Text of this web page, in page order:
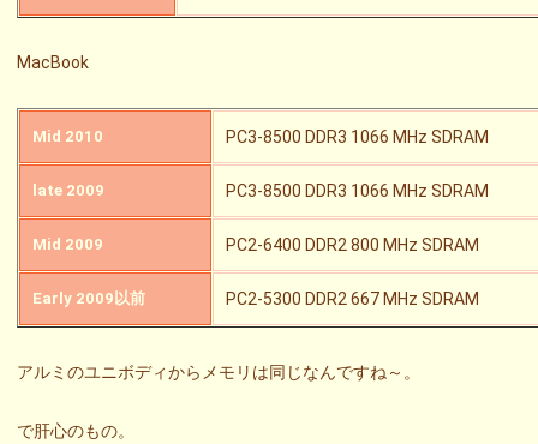
MacBook
Mid 2010 PC3-8500 DDR3 1066 MHz SDRAM
late 2009 PC3-8500 DDR3 1066 MHz SDRAM
Mid 2009 PC2-6400 DDR2 800 MHz SDRAM
Early 2009以前 PC2-5300 DDR2 667 MHz SDRAM
アルミのユニボディからメモリは同じなんですね～。
で肝心のもの。